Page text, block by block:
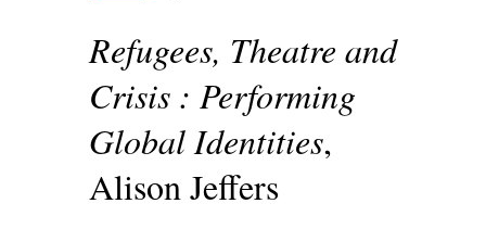
Refugees, Theatre and
Crisis : Performing
Global Identities,
Alison Jeffers